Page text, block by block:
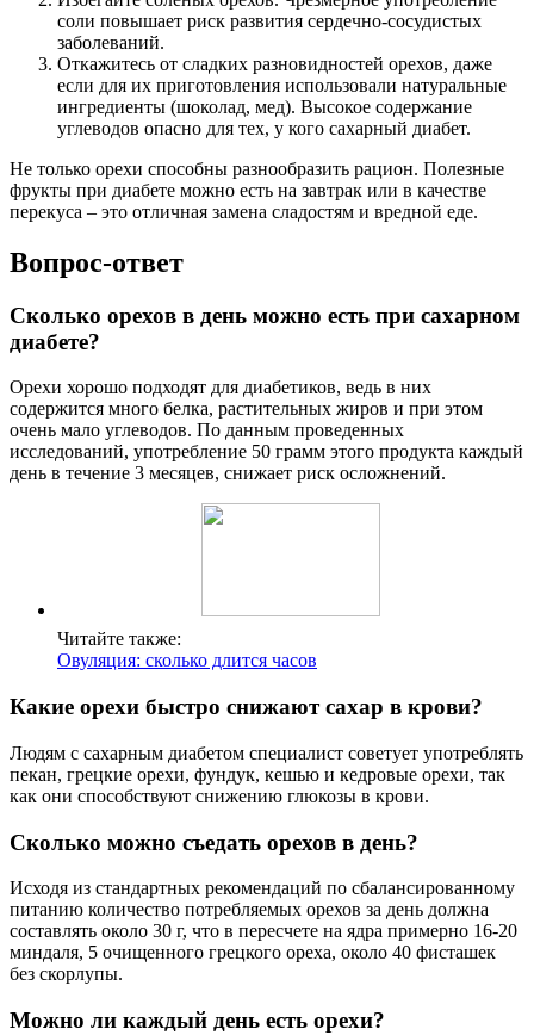
соли повышает риск развития сердечно-сосудистых
заболеваний.
Откажитесь от сладких разновидностей орехов, даже
если для их приготовления использовали натуральные
ингредиенты (шоколад, мед). Высокое содержание
углеводов опасно для тех, у кого сахарный диабет.
Не только орехи способны разнообразить рацион. Полезные
фрукты при диабете можно есть на завтрак или в качестве
перекуса – это отличная замена сладостям и вредной еде.
Вопрос-ответ
Сколько орехов в день можно есть при сахарном
диабете?
Орехи хорошо подходят для диабетиков, ведь в них
содержится много белка, растительных жиров и при этом
очень мало углеводов. По данным проведенных
исследований, употребление 50 грамм этого продукта каждый
день в течение 3 месяцев, снижает риск осложнений.
Читайте также:
Овуляция: сколько длится часов
Какие орехи быстро снижают сахар в крови?
Людям с сахарным диабетом специалист советует употреблять
пекан, грецкие орехи, фундук, кешью и кедровые орехи, так
как они способствуют снижению глюкозы в крови.
Сколько можно съедать орехов в день?
Исходя из стандартных рекомендаций по сбалансированному
питанию количество потребляемых орехов за день должна
составлять около 30 г, что в пересчете на ядра примерно 16-20
миндаля, 5 очищенного грецкого ореха, около 40 фисташек
без скорлупы.
Можно ли каждый день есть орехи?